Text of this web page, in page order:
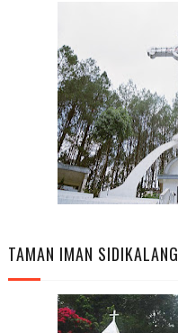
TAMAN IMAN SIDIKALANG